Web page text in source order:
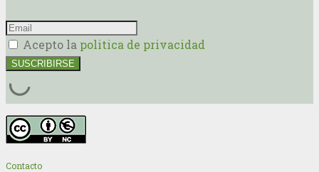
Acepto la politica de privacidad
Contacto